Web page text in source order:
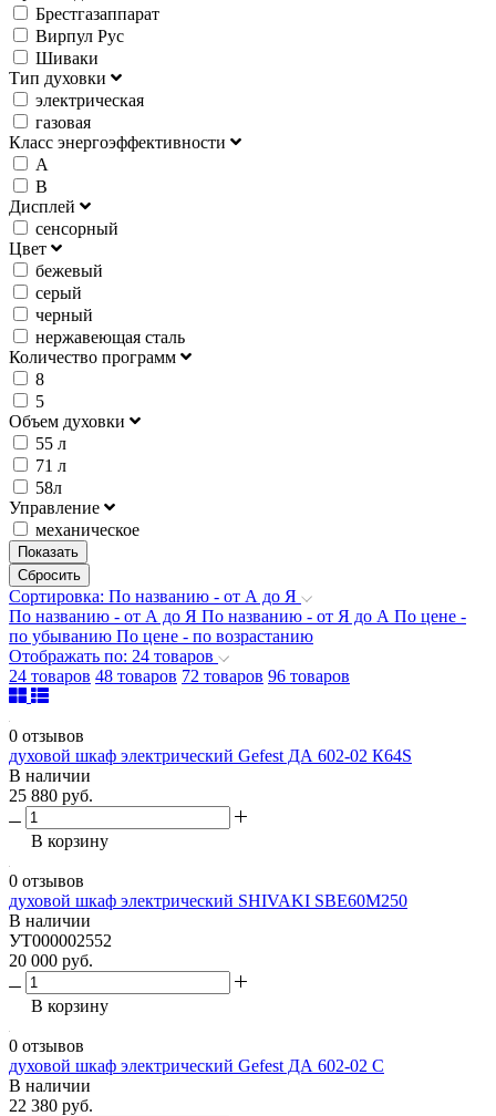
Брестгазаппарат
Вирпул Рус
Шиваки
Тип духовки
электрическая
газовая
Класс энергоэффективности
А
В
Дисплей
сенсорный
Цвет
бежевый
серый
черный
нержавеющая сталь
Количество программ
8
5
Объем духовки
55 л
71 л
58л
Управление
механическое
Сортировка: По названию - от А до Я
По названию - от А до Я По названию - от Я до А По цене -
по убыванию По цене - по возрастанию
Отображать по: 24 товаров
24 товаров 48 товаров 72 товаров 96 товаров
0 отзывов
духовой шкаф электрический Gefest ДА 602-02 К64S
В наличии
25 880 руб.
В корзину
0 отзывов
духовой шкаф электрический SHIVAKI SBE60M250
В наличии
УТ000002552
20 000 руб.
В корзину
0 отзывов
духовой шкаф электрический Gefest ДА 602-02 С
В наличии
22 380 руб.